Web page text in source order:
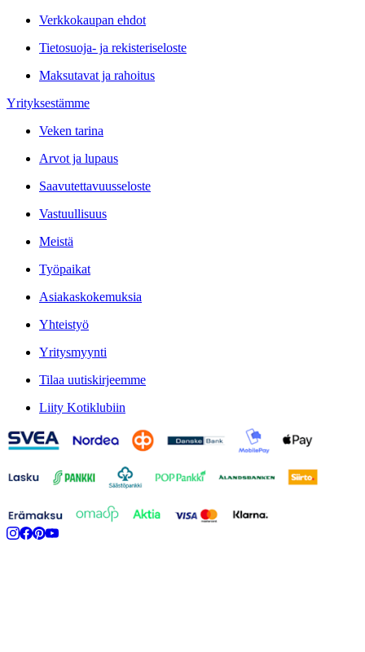
Verkkokaupan ehdot
Tietosuoja- ja rekisteriseloste
Maksutavat ja rahoitus
Yrityksestämme
Veken tarina
Arvot ja lupaus
Saavutettavuusseloste
Vastuullisuus
Meistä
Työpaikat
Asiakaskokemuksia
Yhteistyö
Yritysmyynti
Tilaa uutiskirjeemme
Liity Kotiklubiin